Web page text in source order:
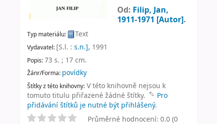
Od: Filip, Jan,
1911-1971 [Autor].
Typ materiálu: Text
Vydavatel: [S.l. : s.n.], 1991
Popis:73 s. ; 17 cm.
Žánr/Forma: povídky
Štítky z této knihovny: V této knihovně nejsou k
tomuto titulu přiřazené žádné štítky.
Pro
přidávání štítků je nutné být přihlášený.
Průměrné hodnocení: 0.0 (0